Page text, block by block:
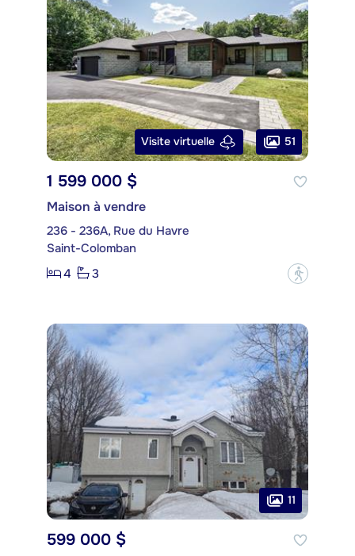
Visite virtuelle 51
1 599 000 $
Maison à vendre
236 - 236A, Rue du Havre
Saint-Colomban
4
3 ?
11
599 000 $